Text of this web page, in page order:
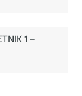
1 –